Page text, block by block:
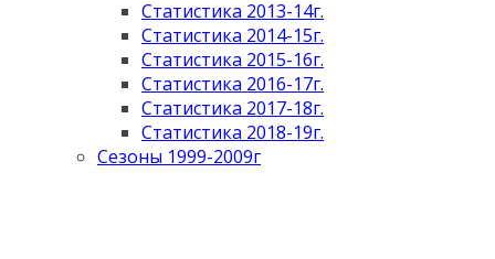
Статистика 2013-14г.
Статистика 2014-15г.
Статистика 2015-16г.
Статистика 2016-17г.
Статистика 2017-18г.
Статистика 2018-19г.
Сезоны 1999-2009г